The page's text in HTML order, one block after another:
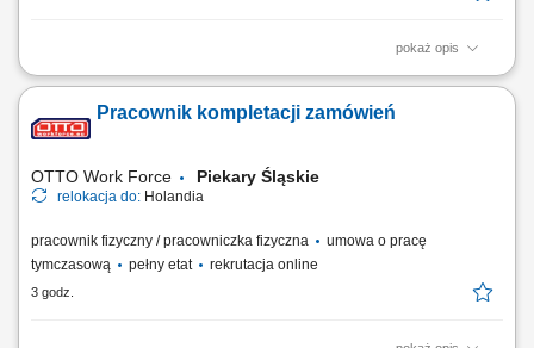
pokaż opis
Zakres obowiązków: przygotowywanie elementów stalowych do
rdzy i innych zanieczyszczeń; wykonywanie prac związanych ze
śrutowaniem konstrukcji stalowych; przygotowanie elementów do
Pracownik kompletacji zamówień
OTTO Work Force Piekary Śląskie
relokacja do: Holandia
pracownik fizyczny / pracowniczka fizyczna
umowa o pracę
tymczasową
pełny etat rekrutacja online
3 godz.